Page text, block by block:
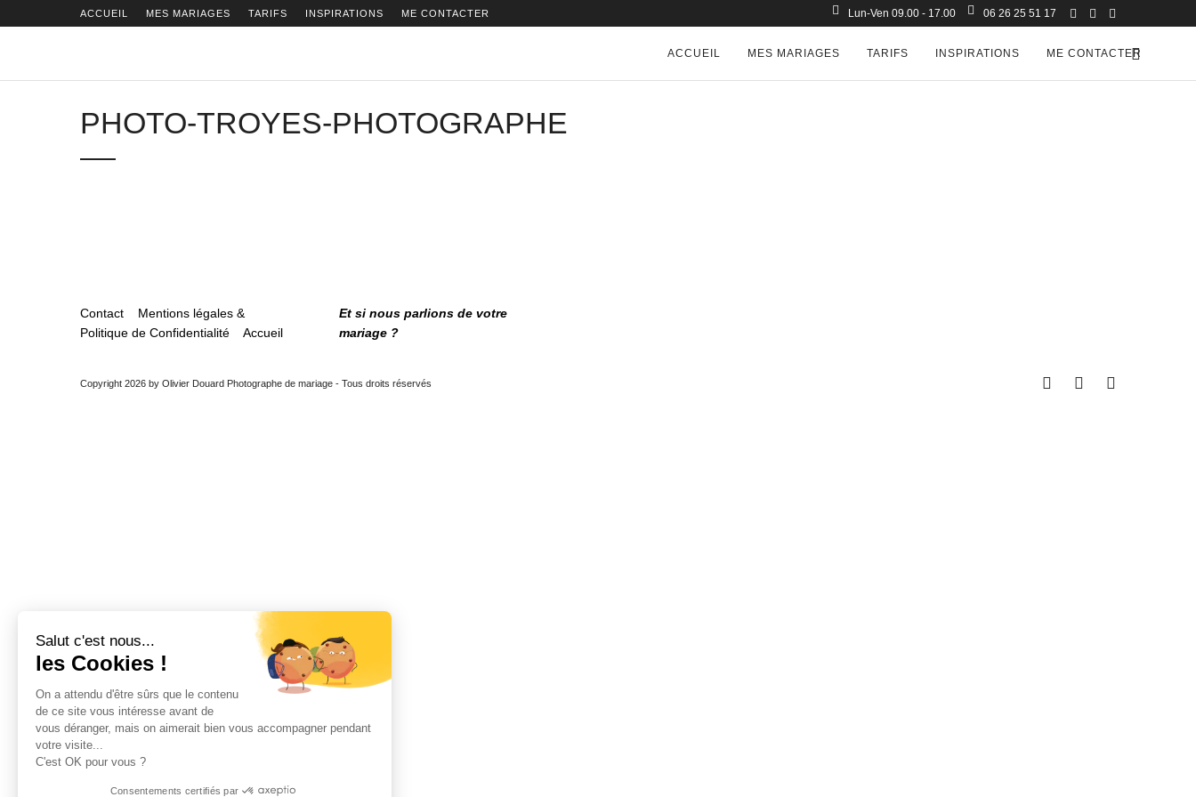
Salut c'est nous...
les Cookies !
On a attendu d'être sûrs que le contenu
de ce site vous intéresse avant de
vous déranger, mais on aimerait bien vous accompagner pendant
votre visite...
C'est OK pour vous ?
Consentements certifiés par
Lun-Ven 09.00 - 17.00 06 26 25 51 17
ACCUEIL MES MARIAGES TARIFS INSPIRATIONS ME CONTACTER
ACCUEIL MES MARIAGES TARIFS INSPIRATIONS ME CONTACTER
PHOTO-TROYES-PHOTOGRAPHE
Contact
Mentions légales &
Politique de Confidentialité
Accueil
Et si nous parlions de votre
mariage ?
Copyright 2026 by Olivier Douard Photographe de mariage - Tous droits réservés